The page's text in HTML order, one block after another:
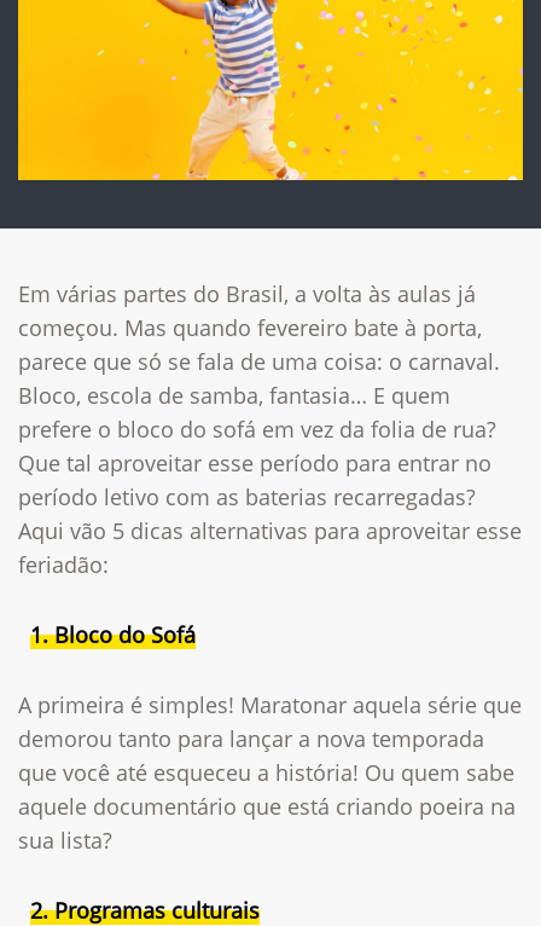
Em várias partes do Brasil, a volta às aulas já
começou. Mas quando fevereiro bate à porta,
parece que só se fala de uma coisa: o carnaval.
Bloco, escola de samba, fantasia… E quem
prefere o bloco do sofá em vez da folia de rua?
Que tal aproveitar esse período para entrar no
período letivo com as baterias recarregadas?
Aqui vão 5 dicas alternativas para aproveitar esse
feriadão:
1. Bloco do Sofá
A primeira é simples! Maratonar aquela série que
demorou tanto para lançar a nova temporada
que você até esqueceu a história! Ou quem sabe
aquele documentário que está criando poeira na
sua lista?
2. Programas culturais